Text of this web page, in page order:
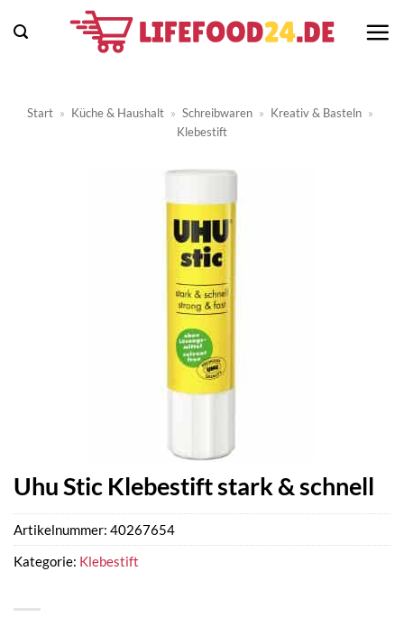
Inhalt
Start » Küche & Haushalt » Schreibwaren » Kreativ & Basteln »
Klebestift
Uhu Stic Klebestift stark & schnell
Artikelnummer: 40267654
Kategorie: Klebestift